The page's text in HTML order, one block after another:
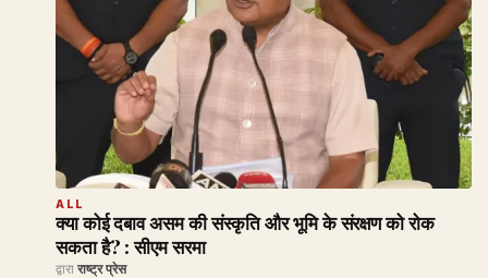
ALL
क्या कोई दबाव असम की संस्कृति और भूमि के संरक्षण को रोक
सकता है? : सीएम सरमा
द्वारा राष्ट्र प्रेस